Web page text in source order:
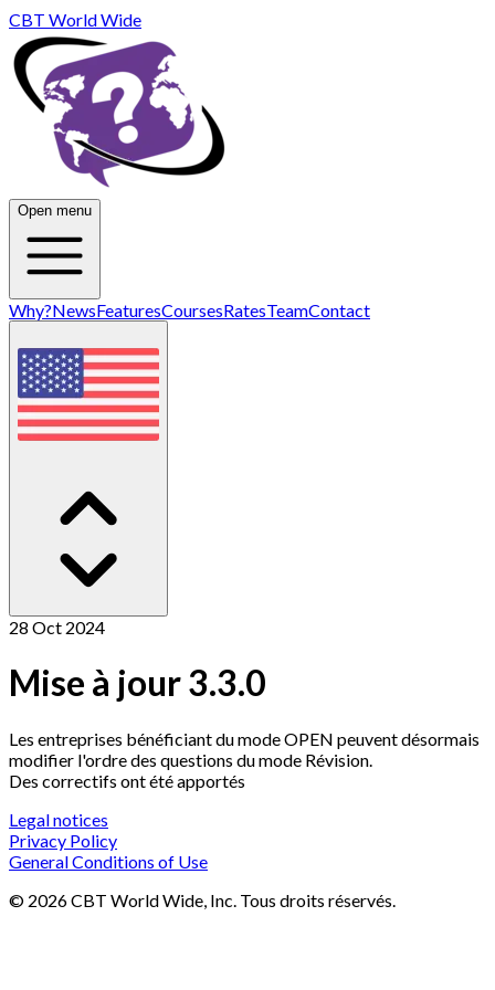
CBT World Wide
Open menu
Why?NewsFeaturesCoursesRatesTeamContact
28 Oct 2024
Mise à jour 3.3.0
Les entreprises bénéficiant du mode OPEN peuvent désormais
modifier l'ordre des questions du mode Révision.
Des correctifs ont été apportés
Legal notices
Privacy Policy
General Conditions of Use
© 2026CBT World Wide, Inc. Tous droits réservés.